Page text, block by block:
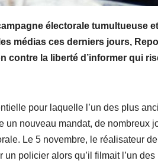
électorale tumultueuse
médias ces derniers jours,
contre la liberté d’informer qui
pour laquelle l’un des plus
un nouveau mandat, de nombreux
Le 5 novembre, le réalisateur
policier alors qu’il filmait l’un